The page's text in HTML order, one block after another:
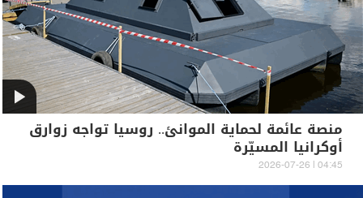
منصة عائمة لحماية الموانئ.. روسيا تواجه زوارق
أوكرانيا المسيّرة
04:45 | 2026-07-26